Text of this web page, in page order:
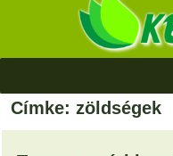
Címke: zöldségek